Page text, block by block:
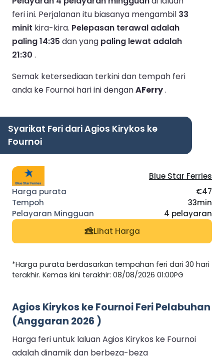
feri ini. Perjalanan itu biasanya mengambil 33
minit kira-kira. Pelepasan terawal adalah
paling 14:35 dan yang paling lewat adalah
21:30 .
Semak ketersediaan terkini dan tempah feri
anda ke Fournoi hari ini denganAFerry.
Syarikat Feri dari Agios Kirykos ke
Fournoi
Blue Star Ferries
€47
33min
4 pelayaran
Lihat Harga
*Harga purata berdasarkan tempahan feri dari 30 hari
terakhir. Kemas kini terakhir: 08/08/2026 01:00PG
Agios Kirykos ke Fournoi Feri Pelabuhan
(Anggaran 2026 )
Harga feri untuk laluan Agios Kirykos ke Fournoi
adalah dinamik dan berbeza-beza